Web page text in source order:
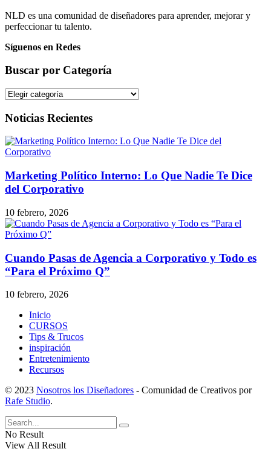
NLD es una comunidad de diseñadores para aprender, mejorar y
perfeccionar tu talento.
Síguenos en Redes
Buscar por Categoría
Buscar
Categoría
Noticias Recientes
Marketing Político Interno: Lo Que Nadie Te Dice
del Corporativo
10 febrero, 2026
Cuando Pasas de Agencia a Corporativo y Todo es
“Para el Próximo Q”
10 febrero, 2026
Inicio
CURSOS
Tips & Trucos
inspiración
Entretenimiento
Recursos
© 2023 Nosotros los Diseñadores - Comunidad de Creativos por
Rafe Studio.
No Result
View All Result